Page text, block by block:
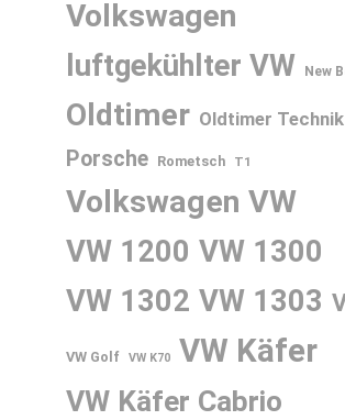
Volkswagen
luftgekühlter VW New
Oldtimer Oldtimer Technik
Porsche Rometsch T1
Volkswagen VW
VW 1200 VW 1300
VW 1302 VW 1303
VW Golf VW K70 VW Käfer
VW Käfer Cabrio